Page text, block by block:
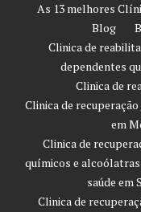
As 13 melhores
Blog
Clinica de
dependentes
Clinica de
Clinica de
em
Clinica de
químicos e
saúde em
Clinica de